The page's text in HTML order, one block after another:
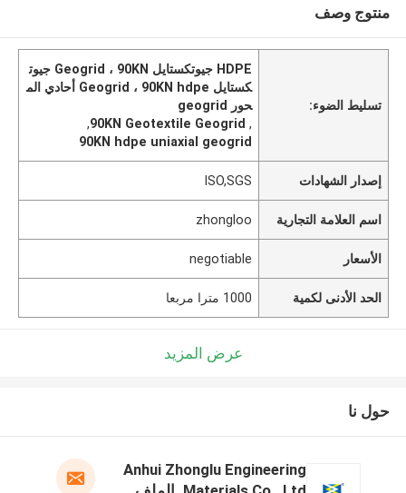
منتوج وصف
تسليط الضوء:
HDPE جيوتكستايل Geogrid ، 90KN جيوت
كستايل Geogrid ، 90KN hdpe أحادي الم
حور geogrid
,
90KN Geotextile Geogrid
,
90KN hdpe uniaxial geogrid
إصدار الشهادات ISO,SGS
اسم العلامة التجارية zhongloo
الأسعار negotiable
الحد الأدنى لكمية 1000 مترا مربعا
عرض المزيد
حول نا
Anhui Zhonglu Engineering